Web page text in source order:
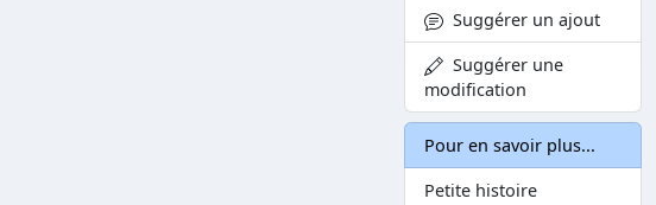
Suggérer un ajout
Suggérer une
modification
Pour en savoir plus...
Petite histoire